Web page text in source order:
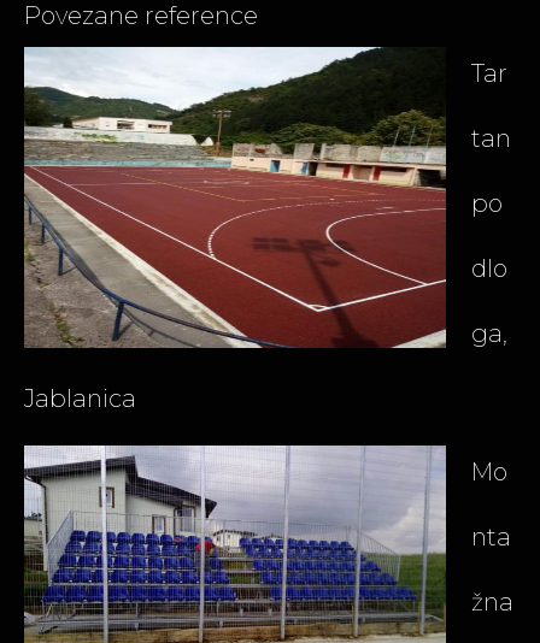
Povezane reference
Tar
tan
po
dlo
ga,
Jablanica
Mo
nta
žna